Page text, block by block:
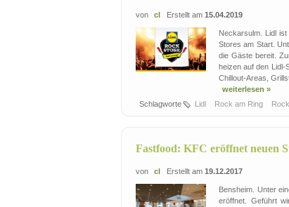
von cl Erstellt am 15.04.2019
Neckarsulm. Lidl
Stores am Start.
die Gäste bereit.
heizen auf den Lidl-
Chillout-Areas,
weiterlesen »
Schlagworte
Lidl Rock am Ring
Fastfood: KFC eröffnet neuen
von cl Erstellt am 19.12.2017
Bensheim. Unter
eröffnet. Geführt